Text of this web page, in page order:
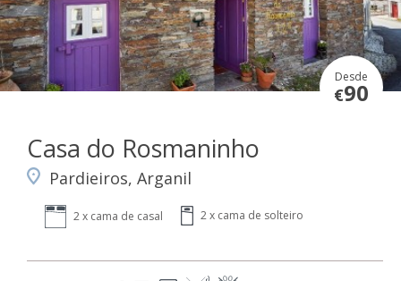
Desde
€90
Casa do Rosmaninho
Pardieiros, Arganil
2 x cama de casal 2 x cama de solteiro